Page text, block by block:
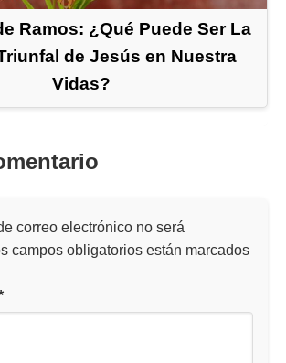
Ramos: ¿Qué Puede Ser La
de Jesús en Nuestra
Vidas?
correo electrónico no será
campos obligatorios están marcados